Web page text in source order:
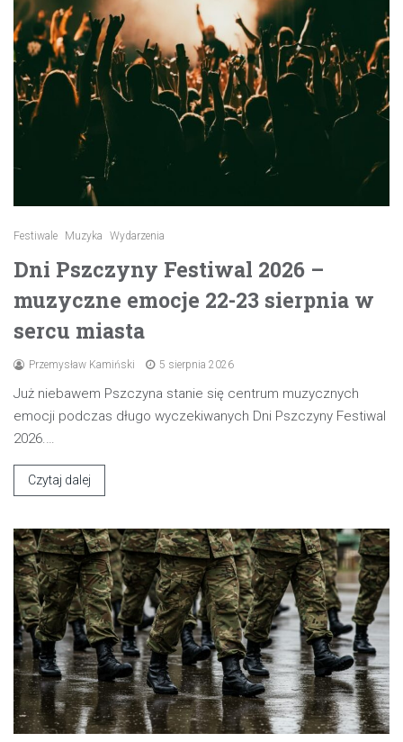
Festiwale Muzyka Wydarzenia
Dni Pszczyny Festiwal 2026 –
muzyczne emocje 22-23 sierpnia w
sercu miasta
Przemysław Kamiński 5 sierpnia 2026
Już niebawem Pszczyna stanie się centrum muzycznych
emocji podczas długo wyczekiwanych Dni Pszczyny Festiwal
2026.…
Czytaj dalej